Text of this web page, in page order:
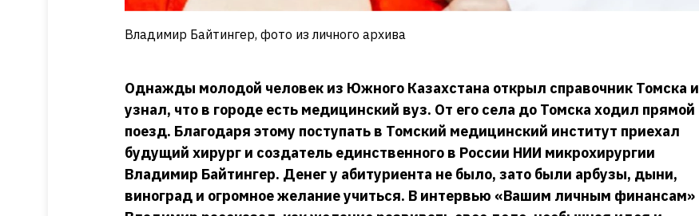
Владимир Байтингер, фото из личного архива
Однажды молодой человек из Южного Казахстана открыл справочник Томска и
узнал, что в городе есть медицинский вуз. От его села до Томска ходил прямой
поезд. Благодаря этому поступать в Томский медицинский институт приехал
будущий хирург и создатель единственного в России НИИ микрохирургии
Владимир Байтингер. Денег у абитуриента не было, зато были арбузы, дыни,
виноград и огромное желание учиться. В интервью «Вашим личным финансам»